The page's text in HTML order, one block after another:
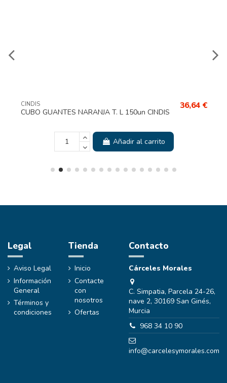
CINDIS
CUBO GUANTES NARANJA T. L 150un CINDIS
36,64 €
Añadir al carrito
Legal
Aviso Legal
Información
General
Términos y
condiciones
Tienda
Inicio
Contacte
con
nosotros
Ofertas
Contacto
Cárceles Morales
C. Simpatia, Parcela 24-26,
nave 2, 30169 San Ginés,
Murcia
968 34 10 90
info@carcelesymorales.com